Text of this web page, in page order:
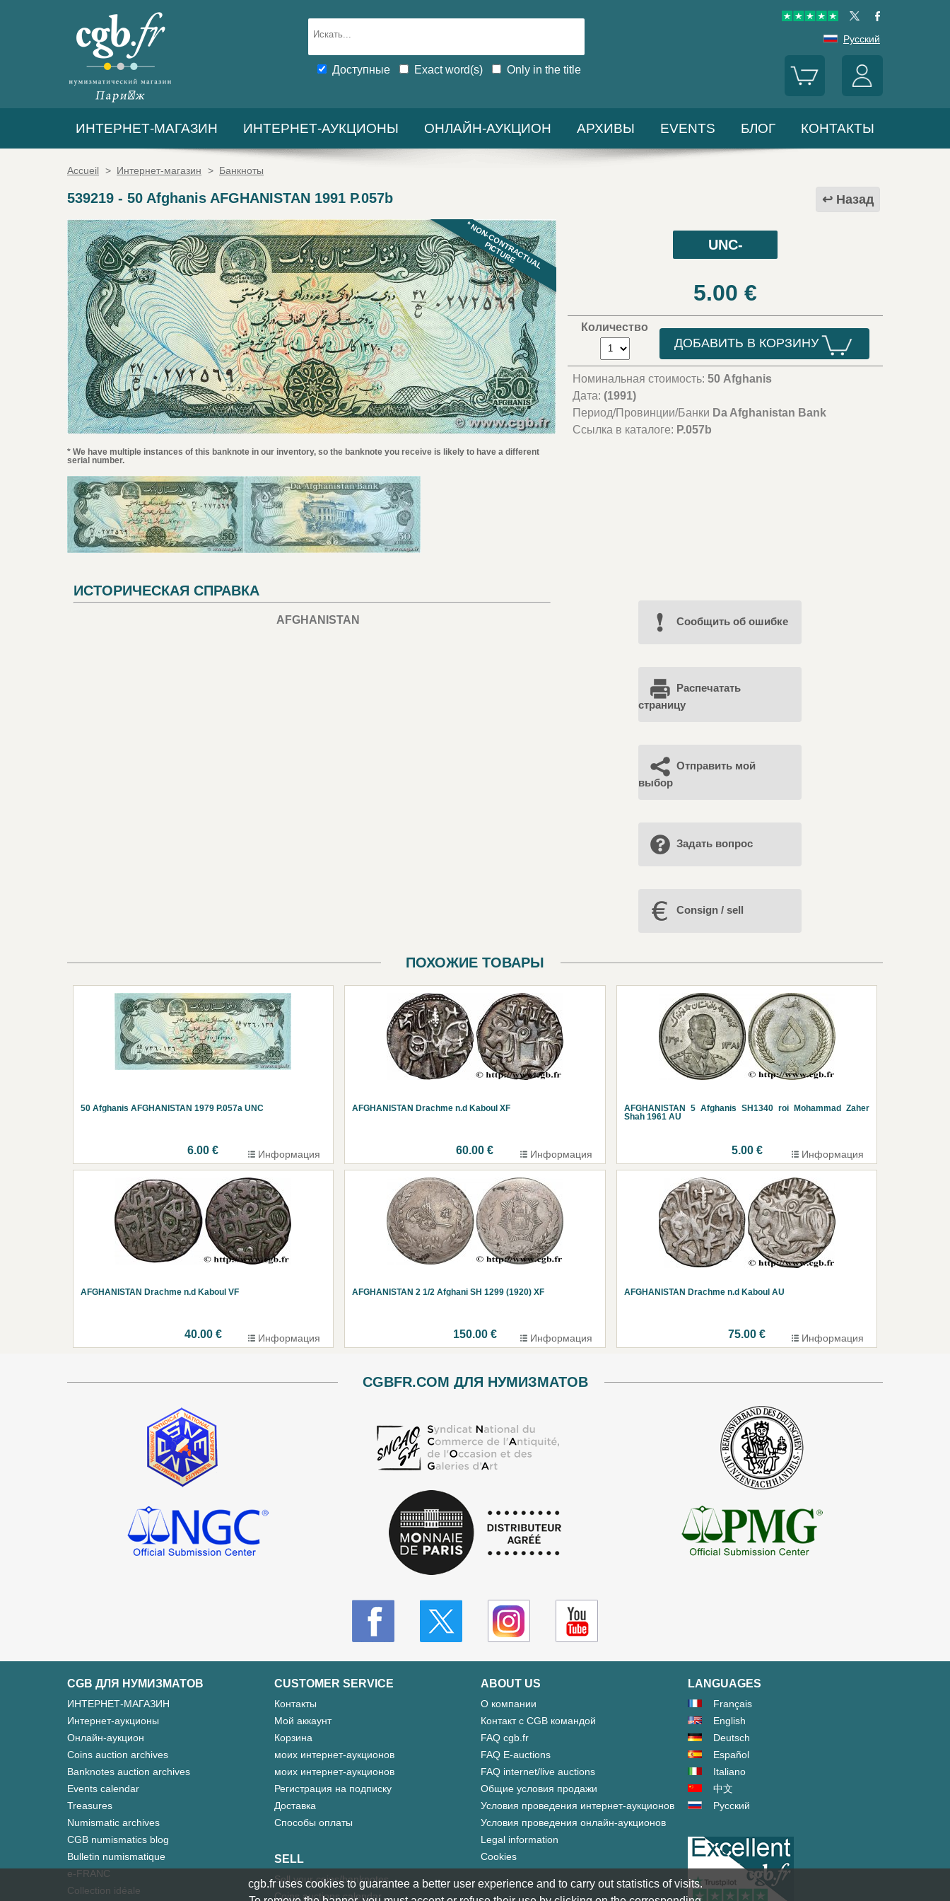
Доступные Exact word(s) Only in the title
Русский
ИНТЕРНЕТ-МАГАЗИН ИНТЕРНЕТ-АУКЦИОНЫ ОНЛАЙН-АУКЦИОН АРХИВЫ EVENTS БЛОГ КОНТАКТЫ
Accueil > Интернет-магазин > Банкноты
Назад
539219 - 50 Afghanis AFGHANISTAN 1991 P.057b
* NON-CONTRACTUAL
PICTURE
* We have multiple instances of this banknote in our inventory, so the banknote you receive is likely to have a different
serial number.
UNC-
5.00 €
Количество
ДОБАВИТЬ В КОРЗИНУ
Номинальная стоимость:50 Afghanis
Дата: (1991)
Период/Провинции/Банки Da Afghanistan Bank
Ссылка в каталоге: P.057b
ИСТОРИЧЕСКАЯ СПРАВКА
AFGHANISTAN Cообщить об ошибке
Распечатать
страницу
Отправить мой
выбор
Задать вопрос
Consign / sell
ПОХОЖИЕ ТОВАРЫ
50 Afghanis AFGHANISTAN 1979 P.057a UNC
6.00 € Информация
AFGHANISTAN Drachme n.d Kaboul XF
60.00 € Информация
AFGHANISTAN 5 Afghanis SH1340 roi Mohammad Zaher
Shah 1961 AU
5.00 € Информация
AFGHANISTAN Drachme n.d Kaboul VF
40.00 € Информация
AFGHANISTAN 2 1/2 Afghani SH 1299 (1920) XF
150.00 € Информация
AFGHANISTAN Drachme n.d Kaboul AU
75.00 € Информация
CGBFR.COM ДЛЯ НУМИЗМАТОВ
CGB ДЛЯ НУМИЗМАТОВ
ИНТЕРНЕТ-МАГАЗИН
Интернет-аукционы
Онлайн-аукцион
Coins auction archives
Banknotes auction archives
Events calendar
Treasures
Numismatic archives
CGB numismatics blog
Bulletin numismatique
e-FRANC
Collection idéale
CUSTOMER SERVICE
Контакты
Мой аккаунт
Корзина
моих интернет-аукционов
моих интернет-аукционов
Регистрация на подписку
Доставка
Способы оплаты
SELL
Sell your coins/banknotes
Coins auctions calendar
ABOUT US
О компании
Контакт с CGB командой
FAQ cgb.fr
FAQ E-auctions
FAQ internet/live auctions
Общие условия продажи
Условия проведения интернет-аукционов
Условия проведения онлайн-аукционов
Legal information
Cookies
LANGUAGES
Français
English
Deutsch
Español
Italiano
中文
Русский
cgb.fr uses cookies to guarantee a better user experience and to carry out statistics of visits.